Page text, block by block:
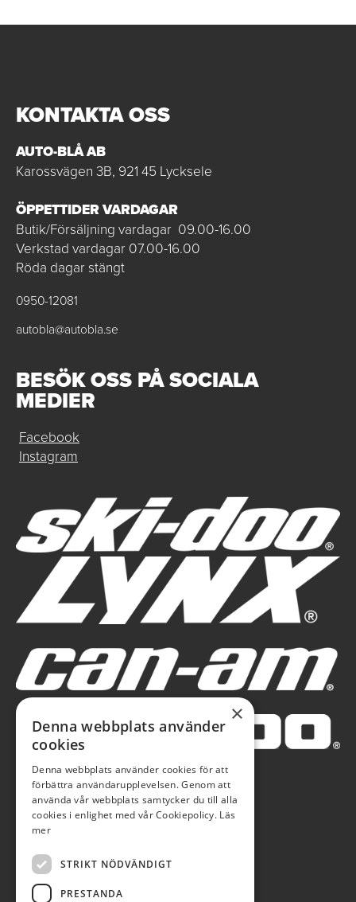
KONTAKTA OSS
AUTO-BLÅ AB
Karossvägen 3B, 921 45 Lycksele
ÖPPETTIDER VARDAGAR
Butik/Försäljning vardagar 09.00-16.00
Verkstad vardagar 07.00-16.00
Röda dagar stängt
0950-12081
autobla@autobla.se
BESÖK OSS PÅ SOCIALA
MEDIER
Facebook
Instagram
×
Denna webbplats använder
cookies
Denna webbplats använder cookies för att
förbättra användarupplevelsen. Genom att
använda vår webbplats samtycker du till alla
cookies i enlighet med vår Cookiepolicy. Läs
mer
STRIKT NÖDVÄNDIGT
PRESTANDA